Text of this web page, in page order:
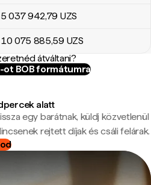
5 037 942,79 UZS
10 075 885,59 UZS
átváltani?
ot BOB formátumra
alatt
egy barátnak, küldj közvetlenül
rejtett díjak és csáli felárak.